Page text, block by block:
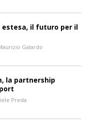
estesa, il futuro per il
Galardo
la partnership
Preda